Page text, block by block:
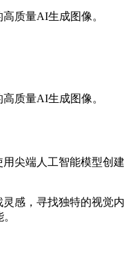
质量AI生成图像。
质量AI生成图像。
尖端人工智能模型创
感，寻找独特的视觉